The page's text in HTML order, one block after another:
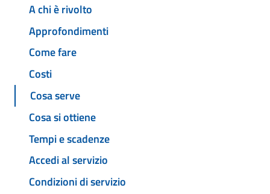
A chi è rivolto
Approfondimenti
Come fare
Costi
Cosa serve
Cosa si ottiene
Tempi e scadenze
Accedi al servizio
Condizioni di servizio